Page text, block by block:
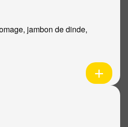
jambon de dinde,